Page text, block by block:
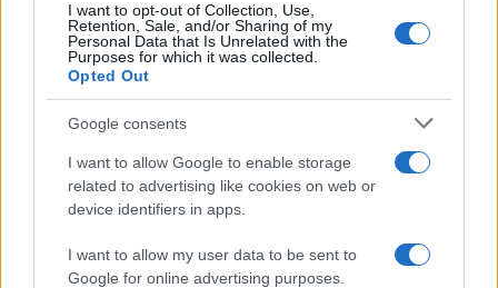
I want to opt-out of Collection, Use,
Retention, Sale, and/or Sharing of my
Personal Data that Is Unrelated with the
Purposes for which it was collected.
Opted Out
Google consents
I want to allow Google to enable storage
related to advertising like cookies on web or
device identifiers in apps.
I want to allow my user data to be sent to
Google for online advertising purposes.
Guardiani dell’Universo: chi sono e perché sono
Ilaria Mauri · 8 Ago 2026